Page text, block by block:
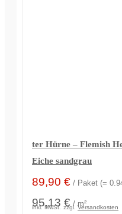
ter Hürne – Flemish
Eiche sandgrau
89,90 € / Paket (=
95,13 € / m²
inkl. MwSt. zzgl. Versandkosten